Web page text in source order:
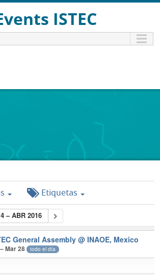
Events ISTEC
Etiquetas
– ABR 2016
General Assembly @ INAOE, Mexico
Mar 28 todo el día